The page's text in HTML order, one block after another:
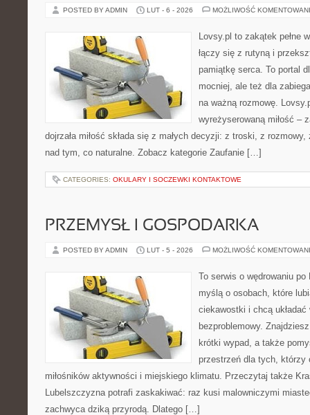
POSTED BY ADMIN LUT - 6 - 2026 MOŻLIWOŚĆ
Lovsy.pl to zakątek pełne
łączy się z rutyną i
pamiątkę serca. To portal
mocniej, ale też dla
na ważną rozmowę.
wyreżyserowaną miłość –
dojrzała miłość składa się z małych decyzji: z troski, z
nad tym, co naturalne. Zobacz kategorie Zaufanie […]
CATEGORIES: OKULARY I SOCZEWKI KONTAKTOWE
PRZEMYSŁ I GOSPODARKA
POSTED BY ADMIN LUT - 5 - 2026 MOŻLIWOŚĆ
To serwis o wędrowaniu
myślą o osobach, które
ciekawostki i chcą
bezproblemowy.
krótki wypad, a także
przestrzeń dla tych, którzy
miłośników aktywności i miejskiego klimatu. Przeczytaj także
Lubelszczyzna potrafi zaskakiwać: raz kusi malowniczymi
zachwyca dziką przyrodą. Dlatego […]